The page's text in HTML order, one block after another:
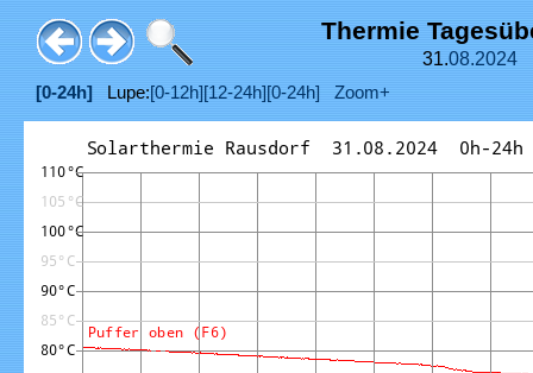
Thermie
31.08.2024
[0-24h] Lupe:[0-12h] [12-24h] [0-24h] Zoom+